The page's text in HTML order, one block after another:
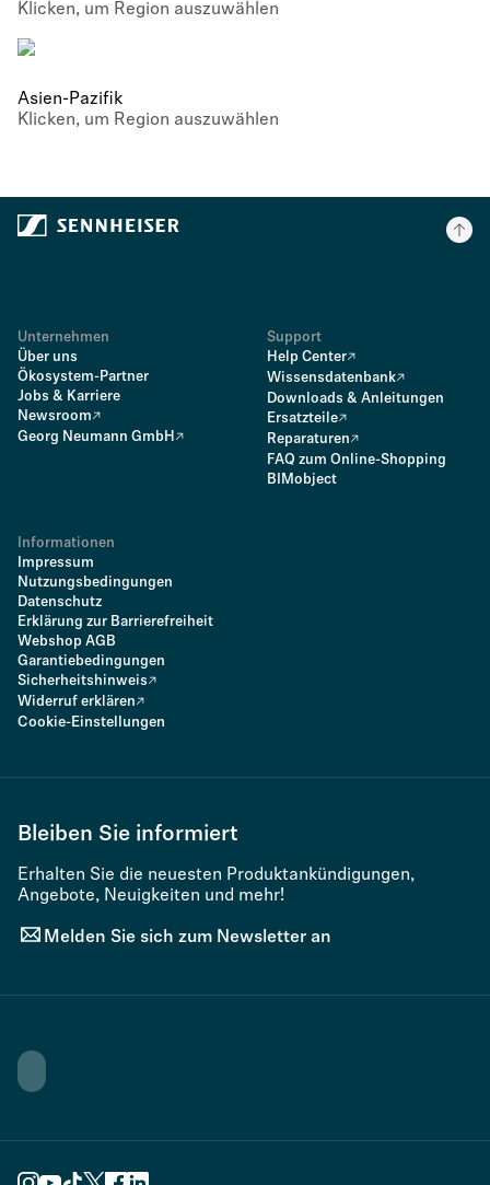
Klicken, um Region auszuwählen
Asien-Pazifik
Klicken, um Region auszuwählen
Unternehmen
Über uns
Ökosystem-Partner
Jobs & Karriere
Newsroom
Georg Neumann GmbH
Support
Help Center
Wissensdatenbank
Downloads & Anleitungen
Ersatzteile
Reparaturen
FAQ zum Online-Shopping
BIMobject
Informationen
Impressum
Nutzungsbedingungen
Datenschutz
Erklärung zur Barrierefreiheit
Webshop AGB
Garantiebedingungen
Sicherheitshinweis
Widerruf erklären
Cookie-Einstellungen
Bleiben Sie informiert
Erhalten Sie die neuesten Produktankündigungen,
Angebote, Neuigkeiten und mehr!
Melden Sie sich zum Newsletter an